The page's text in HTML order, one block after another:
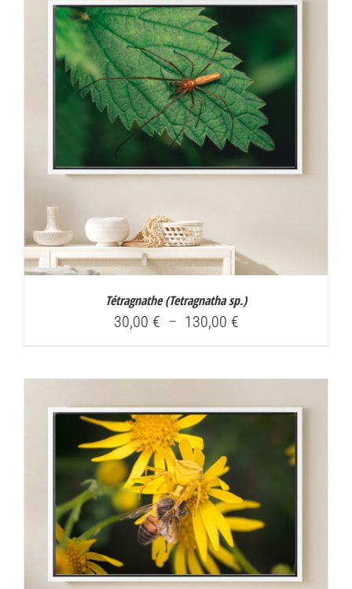
à
Tétragnathe (Tetragnatha sp.)
30,00 € – 130,00 €Plage
à